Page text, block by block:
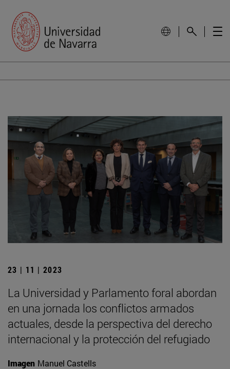
23 | 11 | 2023
La Universidad y Parlamento foral abordan
en una jornada los conflictos armados
actuales, desde la perspectiva del derecho
internacional y la protección del refugiado
Imagen Manuel Castells